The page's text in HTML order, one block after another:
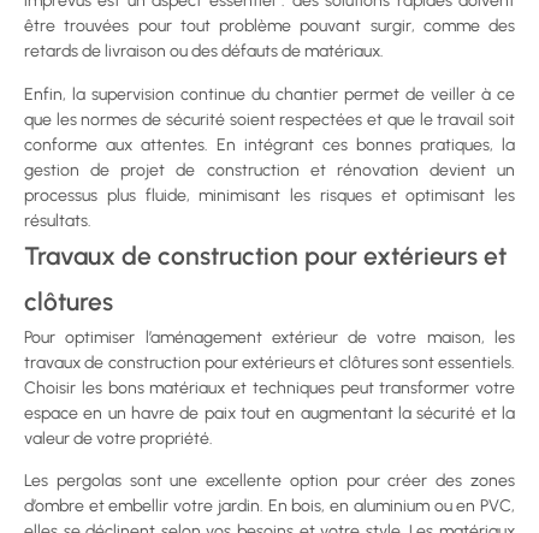
être trouvées pour tout problème pouvant surgir, comme des
retards de livraison ou des défauts de matériaux.
Enfin, la supervision continue du chantier permet de veiller à ce
que les normes de sécurité soient respectées et que le travail soit
conforme aux attentes. En intégrant ces bonnes pratiques, la
gestion de projet de construction et rénovation devient un
processus plus fluide, minimisant les risques et optimisant les
résultats.
Travaux de construction pour extérieurs et
clôtures
Pour optimiser l’aménagement extérieur de votre maison, les
travaux de construction pour extérieurs et clôtures sont essentiels.
Choisir les bons matériaux et techniques peut transformer votre
espace en un havre de paix tout en augmentant la sécurité et la
valeur de votre propriété.
Les pergolas sont une excellente option pour créer des zones
d’ombre et embellir votre jardin. En bois, en aluminium ou en PVC,